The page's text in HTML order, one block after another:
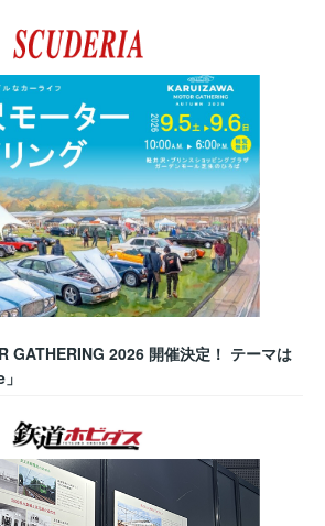
GATHERING 2026 開催決定！ テーマは